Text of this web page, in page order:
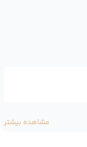
مشاهده بیشتر